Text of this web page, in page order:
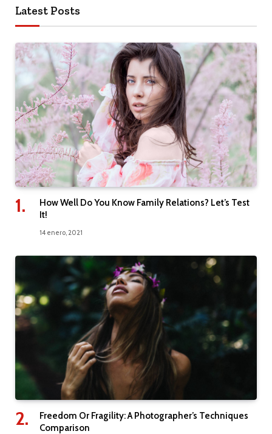
Latest Posts
How Well Do You Know Family Relations? Let’s Test
It!
14 enero, 2021
Freedom Or Fragility: A Photographer’s Techniques
Comparison